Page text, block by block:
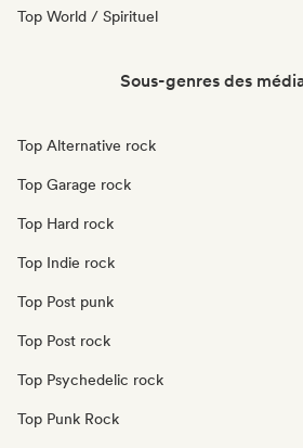
Top World / Spirituel
Sous-genres des
Top Alternative rock
Top Garage rock
Top Hard rock
Top Indie rock
Top Post punk
Top Post rock
Top Psychedelic rock
Top Punk Rock